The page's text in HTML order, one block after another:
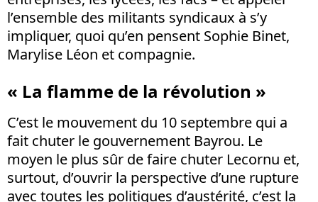
l’ensemble des militants syndicaux à s’y
impliquer, quoi qu’en pensent Sophie Binet,
Marylise Léon et compagnie.
« La flamme de la révolution »
C’est le mouvement du 10 septembre qui a
fait chuter le gouvernement Bayrou. Le
moyen le plus sûr de faire chuter Lecornu et,
surtout, d’ouvrir la perspective d’une rupture
avec toutes les politiques d’austérité, c’est la